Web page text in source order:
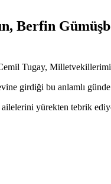
Berfin
Tugay,
girdiği bu anlamlı
yürekten tebrik